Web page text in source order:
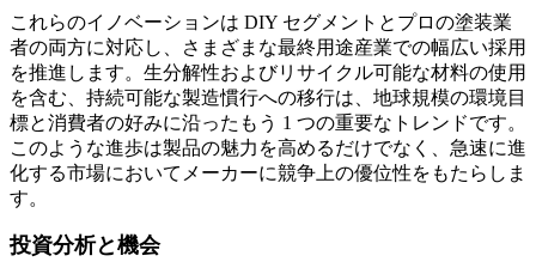
これらのイノベーションは DIY セグメントとプロの塗装業
者の両方に対応し、さまざまな最終用途産業での幅広い採用
を推進します。生分解性およびリサイクル可能な材料の使用
を含む、持続可能な製造慣行への移行は、地球規模の環境目
標と消費者の好みに沿ったもう 1 つの重要なトレンドです。
このような進歩は製品の魅力を高めるだけでなく、急速に進
化する市場においてメーカーに競争上の優位性をもたらしま
す。
投資分析と機会